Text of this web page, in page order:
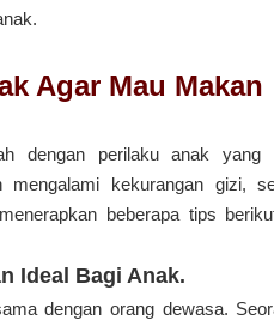
Agar Mau Makan
dengan perilaku anak
kekurangan gizi,
beberapa tips
Ideal Bagi Anak.
dengan orang dewasa.